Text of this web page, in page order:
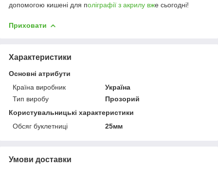
допомогою кишені для поліграфії з акрилу вже сьогодні!
Приховати
Характеристики
Основні атрибути
Країна виробник
Україна
Тип виробу
Прозорий
Користувальницькі характеристики
Обсяг буклетниці
25мм
Умови доставки